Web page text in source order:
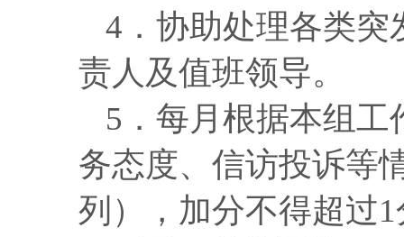
4．协助处理各类
责人 及值班领导。
5． 每月根据本组工
务态度、信访投诉等
列），加分不得超过1